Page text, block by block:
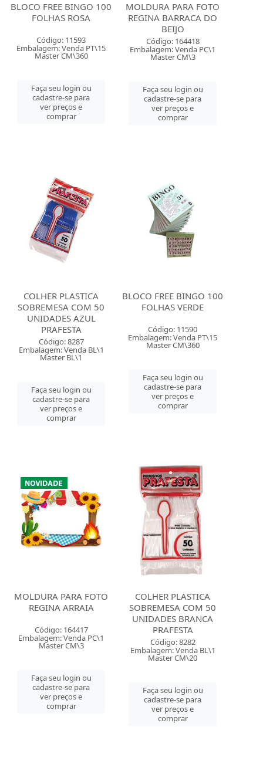
BLOCO FREE BINGO 100
FOLHAS ROSA
Código: 11593
Embalagem: Venda PT\15
Master CM\360
Faça seu login ou
cadastre-se para
ver preços e
comprar
MOLDURA PARA FOTO
REGINA BARRACA DO
BEIJO
Código: 164418
Embalagem: Venda PC\1
Master CM\3
Faça seu login ou
cadastre-se para
ver preços e
comprar
COLHER PLASTICA
SOBREMESA COM 50
UNIDADES AZUL
PRAFESTA
Código: 8287
Embalagem: Venda BL\1
Master BL\1
Faça seu login ou
cadastre-se para
ver preços e
comprar
BLOCO FREE BINGO 100
FOLHAS VERDE
Código: 11590
Embalagem: Venda PT\15
Master CM\360
Faça seu login ou
cadastre-se para
ver preços e
comprar
MOLDURA PARA FOTO
REGINA ARRAIA
Código: 164417
Embalagem: Venda PC\1
Master CM\3
Faça seu login ou
cadastre-se para
ver preços e
comprar
COLHER PLASTICA
SOBREMESA COM 50
UNIDADES BRANCA
PRAFESTA
Código: 8282
Embalagem: Venda BL\1
Master CM\20
Faça seu login ou
cadastre-se para
ver preços e
comprar